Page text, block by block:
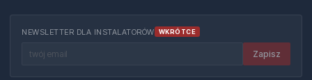
NEWSLETTER DLA INSTALATORÓW WKRÓTCE
Zapisz